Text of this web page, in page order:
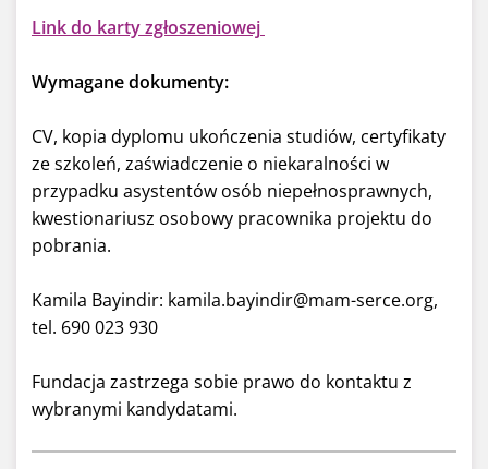
Link do karty zgłoszeniowej
Wymagane dokumenty:
CV, kopia dyplomu ukończenia studiów, certyfikaty
ze szkoleń, zaświadczenie o niekaralności w
przypadku asystentów osób niepełnosprawnych,
kwestionariusz osobowy pracownika projektu do
pobrania.
Kamila Bayindir: kamila.bayindir@mam-serce.org,
tel. 690 023 930
Fundacja zastrzega sobie prawo do kontaktu z
wybranymi kandydatami.